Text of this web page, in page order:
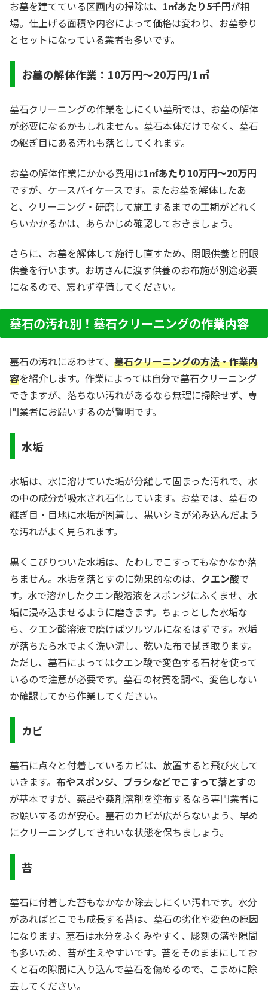
お墓を建てている区画内の掃除は、 1㎡あたり5千円が相
場。仕上げる面積や内容によって価格は変わり、お墓参り
とセットになっている業者も多いです。
お墓の解体作業：10万円～20万円/1㎡
墓石クリーニングの作業をしにくい墓所では、お墓の解体
が必要になるかもしれません。墓石本体だけでなく、墓石
の継ぎ目にある汚れも落としてくれます。
お墓の解体作業にかかる費用は1㎡あたり10万円～20万円
ですが、ケースバイケースです。またお墓を解体したあ
と、クリーニング・研磨して施工するまでの工期がどれく
らいかかるかは、あらかじめ確認しておきましょう。
さらに、お墓を解体して施行し直すため、閉眼供養と開眼
供養を行います。お坊さんに渡す供養のお布施が別途必要
になるので、忘れず準備してください。
墓石の汚れ別！墓石クリーニングの作業内容
墓石の汚れにあわせて、 墓石クリーニングの方法・作業内
容を紹介します。作業によっては自分で墓石クリーニング
できますが、落ちない汚れがあるなら無理に掃除せず、専
門業者にお願いするのが賢明です。
水垢
水垢は、水に溶けていた垢が分離して固まった汚れで、水
の中の成分が吸水され石化しています。お墓では、墓石の
継ぎ目・目地に水垢が固着し、黒いシミが沁み込んだよう
な汚れがよく見られます。
黒くこびりついた水垢は、たわしでこすってもなかなか落
ちません。水垢を落とすのに効果的なのは、 クエン酸で
す。水で溶かしたクエン酸溶液をスポンジにふくませ、水
垢に浸み込ませるように磨きます。ちょっとした水垢な
ら、クエン酸溶液で磨けばツルツルになるはずです。水垢
が落ちたら水でよく洗い流し、乾いた布で拭き取ります。
ただし、墓石によってはクエン酸で変色する石材を使って
いるので注意が必要です。墓石の材質を調べ、変色しない
か確認してから作業してください。
カビ
墓石に点々と付着しているカビは、放置すると飛び火して
いきます。 布やスポンジ、ブラシなどでこすって落とすの
が基本ですが、薬品や薬剤溶剤を塗布するなら専門業者に
お願いするのが安心。墓石のカビが広がらないよう、早め
にクリーニングしてきれいな状態を保ちましょう。
苔
墓石に付着した苔もなかなか除去しにくい汚れです。水分
があればどこでも成長する苔は、墓石の劣化や変色の原因
になります。墓石は水分をふくみやすく、彫刻の溝や隙間
も多いため、苔が生えやすいです。苔をそのままにしてお
くと石の隙間に入り込んで墓石を傷めるので、こまめに除
去してください。